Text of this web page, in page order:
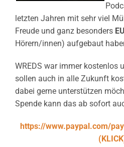
letzten Jahren mit sehr viel
Freude und ganz besonders
Hörern/innen) aufgebaut
WREDS war immer kostenlos
sollen auch in alle Zukunft
dabei gerne unterstützen
Spende kann das ab sofort
https://www.paypal.com/